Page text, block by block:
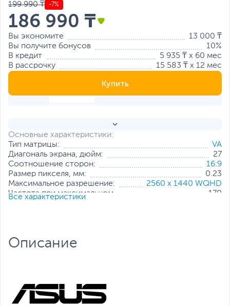
Основные характеристики:
Тип матрицы:
VA
Диагональ экрана, дюйм:
27
Соотношение сторон:
16:9
Размер пикселя, мм:
0.23
Максимальное разрешение:
2560 x 1440 WQHD
Частота при максимальном
170
Стандарт крепления VESA:
Все характеристики
199 990 ₸ -7%
186 990 ₸
Вы экономите
13 000 ₸
Вы получите бонусов
10%
В кредит
5 935 ₸ x 60 мес
В рассрочку
15 583 ₸ x 12 мес
Купить
Описание